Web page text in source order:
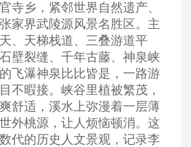
寺乡，紧邻世界自然遗产、
家界武陵源风景名胜区。主
、天梯栈道、三叠游道平
壁裂缝、千年古藤、神泉峡
飞瀑神泉比比皆是，一路游
不暇接。峡谷里植被繁茂，
舒适，溪水上弥漫着一层薄
外桃源，让人烦恼顿消。这
代的历史人文景观，记录李